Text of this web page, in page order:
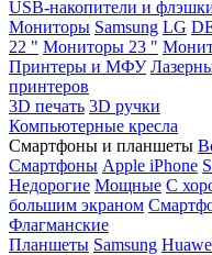
USB-накопители и
Мониторы Samsung LG
22 " Мониторы 23 "
Принтеры и МФУ
принтеров
3D печать 3D ручки
Компьютерные кресла
Смартфоны и планшеты
Смартфоны Apple iPhone
Недорогие Мощные С
большим экраном
Флагманские
Планшеты Samsung